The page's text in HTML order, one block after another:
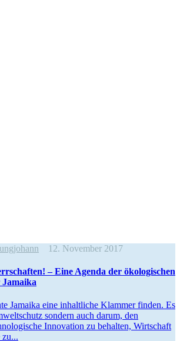
12. November 2017
– Eine Agenda der ökolo­gi­schen
Jamaika eine inhalt­liche Klammer finden. Es
sondern auch darum, den
Innovation zu behalten, Wirtschaft
zu...